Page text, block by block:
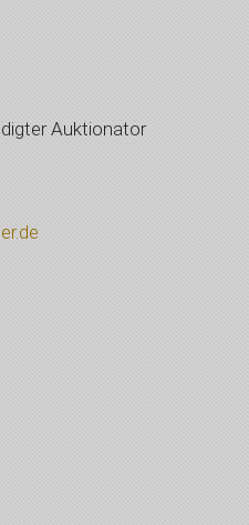
Auktionator